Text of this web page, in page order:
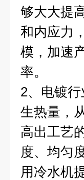
够大大提
和内应力
模，加速
率。
2、电镀
生热量，
高出工艺
度、均匀
用冷水机